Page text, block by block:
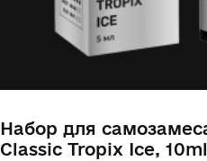
Набор для
Classic Tropix Ice, 10ml